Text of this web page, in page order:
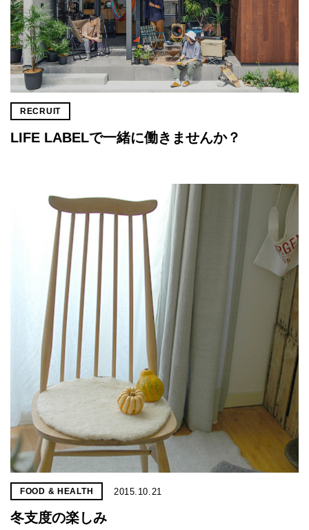
RECRUIT
LIFE LABELで一緒に働きませんか？
FOOD & HEALTH 2015.10.21
冬支度の楽しみ